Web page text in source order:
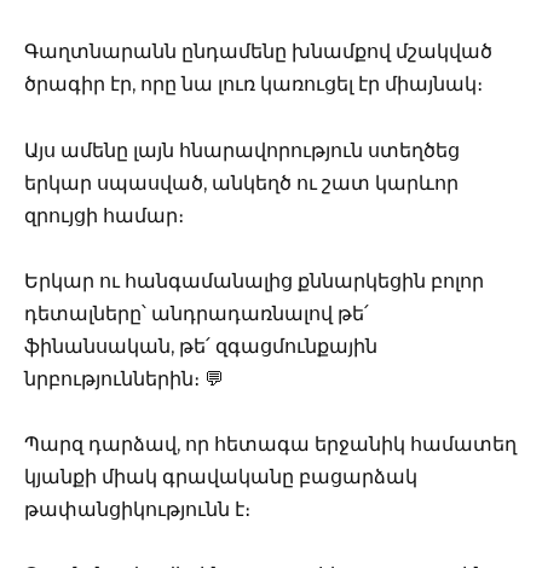
Գաղտնարանն ընդամենը խնամքով մշակված
ծրագիր էր, որը նա լուռ կառուցել էր միայնակ։
Այս ամենը լայն հնարավորություն ստեղծեց
երկար սպասված, անկեղծ ու շատ կարևոր
զրույցի համար։
Երկար ու հանգամանալից քննարկեցին բոլոր
դետալները՝ անդրադառնալով թե՛
ֆինանսական, թե՛ զգացմունքային
նրբություններին։ 💬
Պարզ դարձավ, որ հետագա երջանիկ համատեղ
կյանքի միակ գրավականը բացարձակ
թափանցիկությունն է։